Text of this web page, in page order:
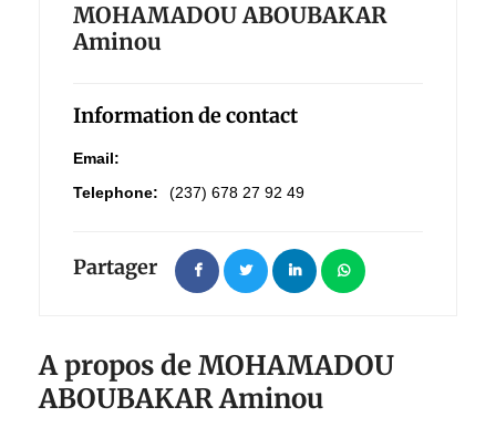
MOHAMADOU ABOUBAKAR
Aminou
Information de contact
Email:
Telephone:
(237) 678 27 92 49
Partager
A propos de MOHAMADOU
ABOUBAKAR Aminou